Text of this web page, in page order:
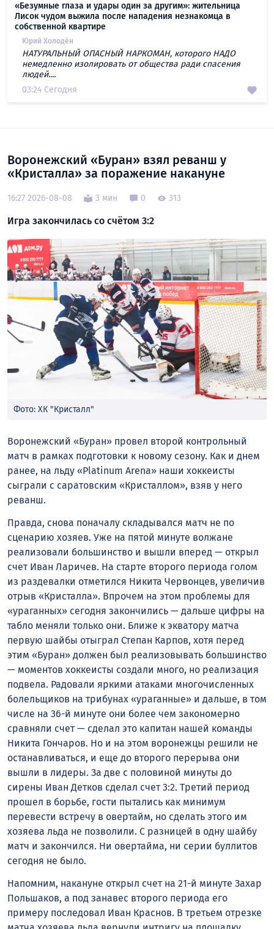
«Безумные глаза и удары один за другим»: жительница
Лисок чудом выжила после нападения незнакомца в
собственной квартире
Юрий Холодён
НАТУРАЛЬНЫЙ ОПАСНЫЙ НАРКОМАН, которого НАДО
немедленно изолировать от общества ради спасения
людей....
03:24 Сегодня
Воронежский «Буран» взял реванш у
«Кристалла» за поражение накануне
16:27 2026-08-08 3 мин 0 313
Игра закончилась со счётом 3:2
Фото: ХК "Кристалл"
Воронежский «Буран» провел второй контрольный
матч в рамках подготовки к новому сезону. Как и днем
ранее, на льду «Platinum Arena» наши хоккеисты
сыграли с саратовским «Кристаллом», взяв у него
реванш.
Правда, снова поначалу складывался матч не по
сценарию хозяев. Уже на пятой минуте волжане
реализовали большинство и вышли вперед — открыл
счет Иван Ларичев. На старте второго периода голом
из раздевалки отметился Никита Червонцев, увеличив
отрыв «Кристалла». Впрочем на этом проблемы для
«ураганных» сегодня закончились — дальше цифры на
табло меняли только они. Ближе к экватору матча
первую шайбы отыграл Степан Карпов, хотя перед
этим «Буран» должен был реализовывать большинство
— моментов хоккеисты создали много, но реализация
подвела. Радовали яркими атаками многочисленных
болельщиков на трибунах «ураганные» и дальше, в том
числе на 36-й минуте они более чем закономерно
сравняли счет — сделал это капитан нашей команды
Никита Гончаров. Но и на этом воронежцы решили не
останавливаться, и еще до второго перерыва они
вышли в лидеры. За две с половиной минуты до
сирены Иван Детков сделал счет 3:2. Третий период
прошел в борьбе, гости пытались как минимум
перевести встречу в овертайм, но сделать этого им
хозяева льда не позволили. С разницей в одну шайбу
матч и закончился. Ни овертайма, ни серии буллитов
сегодня не было.
Напомним, накануне открыл счет на 21-й минуте Захар
Польшаков, а под занавес второго периода его
примеру последовал Иван Краснов. В третьем отрезке